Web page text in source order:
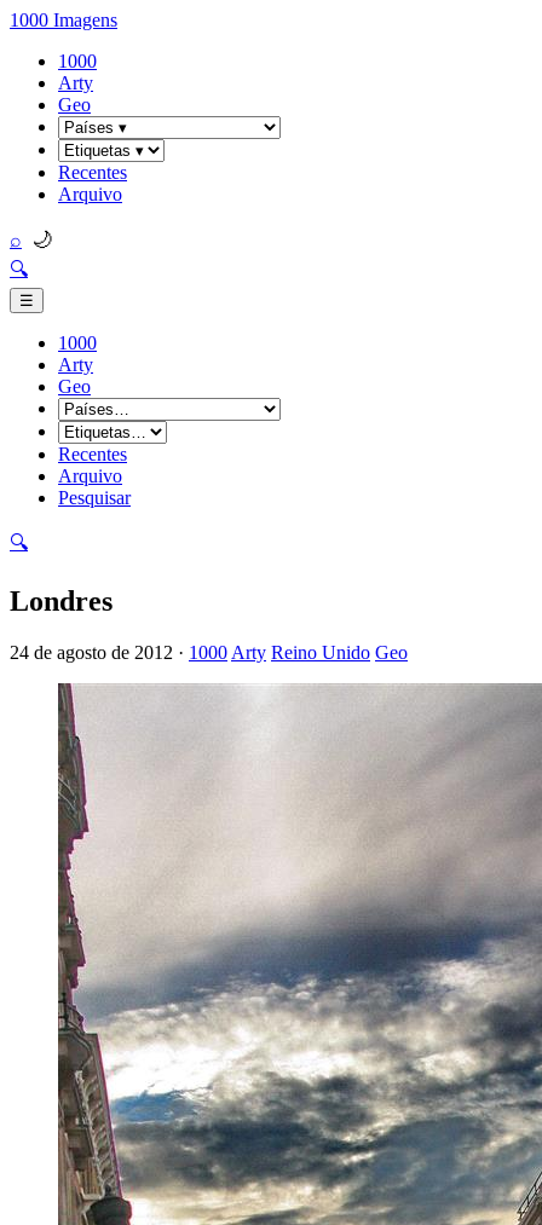
1000 Imagens
1000
Arty
Geo
Recentes
Arquivo
⌕ 🌙
🔍
☰
1000
Arty
Geo
Recentes
Arquivo
Pesquisar
🔍
Londres
24 de agosto de 2012 · 1000 Arty Reino Unido Geo